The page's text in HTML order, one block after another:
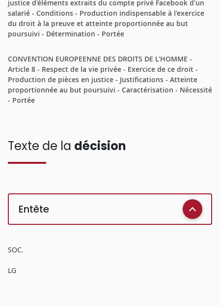
justice d'éléments extraits du compte privé Facebook d'un
salarié - Conditions - Production indispensable à l'exercice
du droit à la preuve et atteinte proportionnée au but
poursuivi - Détermination - Portée
CONVENTION EUROPEENNE DES DROITS DE L'HOMME -
Article 8 - Respect de la vie privée - Exercice de ce droit -
Production de pièces en justice - Justifications - Atteinte
proportionnée au but poursuivi - Caractérisation - Nécessité
- Portée
Texte de la décision
Entête
SOC.
LG